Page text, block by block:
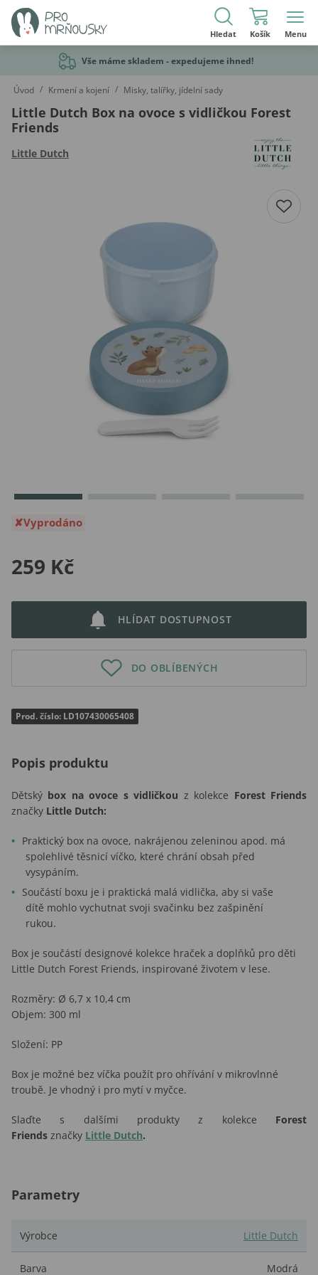
Hledat Košík Menu
Vše máme skladem - expedujeme ihned!
Úvod / Krmení a kojení / Misky, talířky, jídelní sady
Little Dutch Box na ovoce s vidličkou Forest
Friends
Little Dutch
Vyprodáno
259 Kč
HLÍDAT DOSTUPNOST
DO OBLÍBENÝCH
Prod. číslo: LD107430065408
Popis produktu
Dětský box na ovoce s vidličkou z kolekce Forest Friends
značky Little Dutch:
Praktický box na ovoce, nakrájenou zeleninou apod. má
spolehlivé těsnicí víčko, které chrání obsah před
vysypáním.
Součástí boxu je i praktická malá vidlička, aby si vaše
dítě mohlo vychutnat svoji svačinku bez zašpinění
rukou.
Box je součástí designové kolekce hraček a doplňků pro děti
Little Dutch Forest Friends, inspirované životem v lese.
Rozměry: Ø 6,7 x 10,4 cm
Objem: 300 ml
Složení: PP
Box je možné bez víčka použít pro ohřívání v mikrovlnné
troubě. Je vhodný i pro mytí v myčce.
Slaďte s dalšími produkty z kolekce Forest
Friends značky Little Dutch.
Parametry
Výrobce Little Dutch
Barva Modrá